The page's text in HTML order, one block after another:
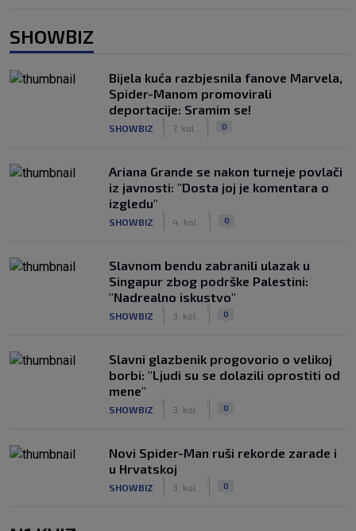
SHOWBIZ
Bijela kuća razbjesnila fanove Marvela,
Spider-Manom promovirali
deportacije: Sramim se!
SHOWBIZ 7. kol. 0
Ariana Grande se nakon turneje povlači
iz javnosti: "Dosta joj je komentara o
izgledu"
SHOWBIZ 4. kol. 0
Slavnom bendu zabranili ulazak u
Singapur zbog podrške Palestini:
"Nadrealno iskustvo"
SHOWBIZ 3. kol. 0
Slavni glazbenik progovorio o velikoj
borbi: "Ljudi su se dolazili oprostiti od
mene"
SHOWBIZ 3. kol. 0
Novi Spider-Man ruši rekorde zarade i
u Hrvatskoj
SHOWBIZ 3. kol. 0